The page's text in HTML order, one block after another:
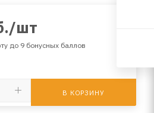
/шт
до 9 бонусных баллов
В КОРЗИНУ